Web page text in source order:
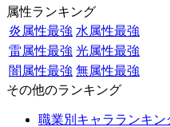
属性ランキング
炎属性最強 水属性最強
雷属性最強 光属性最強
闇属性最強 無属性最強
その他のランキング
職業別キャラランキン